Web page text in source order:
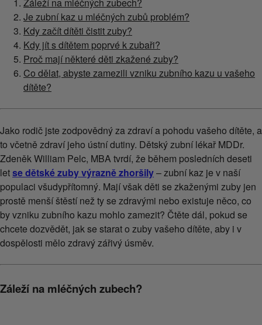
Je zubní kaz u mléčných zubů problém?
Kdy začít dítěti čistit zuby?
Kdy jít s dítětem poprvé k zubaři?
Proč mají některé děti zkažené zuby?
Co dělat, abyste zamezili vzniku zubního kazu u vašeho
dítěte?
Jako rodič jste zodpovědný za zdraví a pohodu vašeho dítěte, a
to včetně zdraví jeho ústní dutiny. Dětský zubní lékař MDDr.
Zdeněk William Pelc, MBA tvrdí, že během posledních deseti
letse dětské zuby výrazně zhoršily– zubní kaz je v naší
populaci všudypřítomný. Mají však děti se zkaženými zuby jen
prostě menší štěstí než ty se zdravými nebo existuje něco, co
by vzniku zubního kazu mohlo zamezit? Čtěte dál, pokud se
chcete dozvědět, jak se starat o zuby vašeho dítěte, aby i v
dospělosti mělo zdravý zářivý úsměv.
Záleží na mléčných zubech?